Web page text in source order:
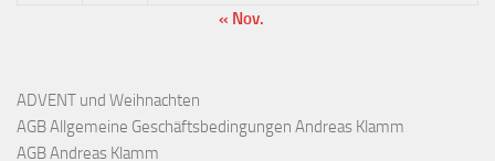
« Nov.
ADVENT und Weihnachten
AGB Allgemeine Geschäftsbedingungen Andreas Klamm
AGB Andreas Klamm